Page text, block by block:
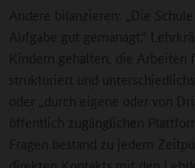
Andere bilanzieren: „Die
Aufgabe gut gemanagt.“
Kindern gehalten, die Arbeiten
strukturiert und
oder „durch eigene oder von
öffentlich zugänglichen
Fragen bestand zu jedem